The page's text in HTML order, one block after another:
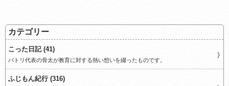
カテゴリー
こった日記 (41)
パトリ代表の骨太が教育に対する熱い想いを綴ったものです。
ふじもん紀行 (316)